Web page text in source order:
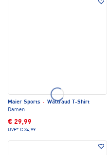
Maier Sports · Waltraud T-Shirt
Damen
€ 29,99
UVP* € 34,99